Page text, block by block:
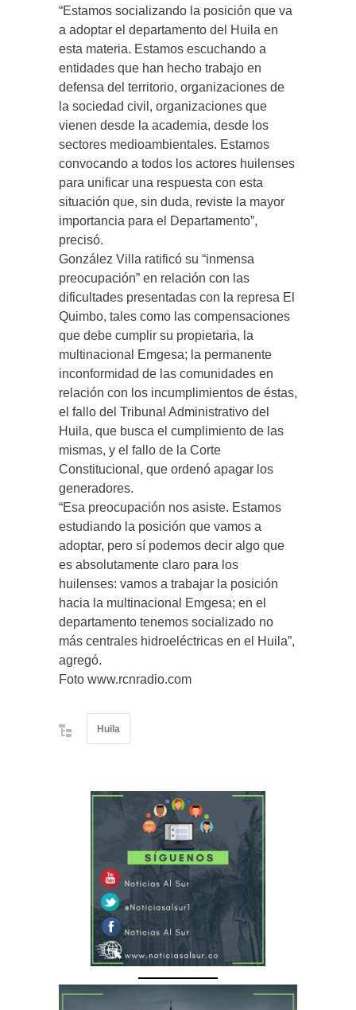
“Estamos socializando la posición que va
a adoptar el departamento del Huila en
esta materia. Estamos escuchando a
entidades que han hecho trabajo en
defensa del territorio, organizaciones de
la sociedad civil, organizaciones que
vienen desde la academia, desde los
sectores medioambientales. Estamos
convocando a todos los actores huilenses
para unificar una respuesta con esta
situación que, sin duda, reviste la mayor
importancia para el Departamento”,
precisó.
González Villa ratificó su “inmensa
preocupación” en relación con las
dificultades presentadas con la represa El
Quimbo, tales como las compensaciones
que debe cumplir su propietaria, la
multinacional Emgesa; la permanente
inconformidad de las comunidades en
relación con los incumplimientos de éstas,
el fallo del Tribunal Administrativo del
Huila, que busca el cumplimiento de las
mismas, y el fallo de la Corte
Constitucional, que ordenó apagar los
generadores.
“Esa preocupación nos asiste. Estamos
estudiando la posición que vamos a
adoptar, pero sí podemos decir algo que
es absolutamente claro para los
huilenses: vamos a trabajar la posición
hacia la multinacional Emgesa; en el
departamento tenemos socializado no
más centrales hidroeléctricas en el Huila”,
agregó.
Foto www.rcnradio.com
Huila